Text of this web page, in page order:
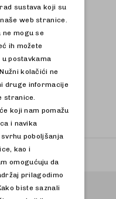
sustava koji su
web stranice.
ne mogu se
ih možete
postavkama
kolačići ne
druge informacije
stranice.
koji nam pomažu
i navika
poboljšanja
kao i
omogućuju da
prilagodimo
biste saznali